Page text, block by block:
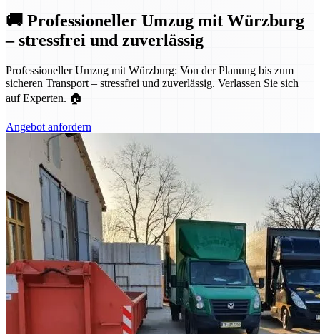
🚚 Professioneller Umzug mit Würzburg
– stressfrei und zuverlässig
Professioneller Umzug mit Würzburg: Von der Planung bis zum
sicheren Transport – stressfrei und zuverlässig. Verlassen Sie sich
auf Experten. 🏠
Angebot anfordern